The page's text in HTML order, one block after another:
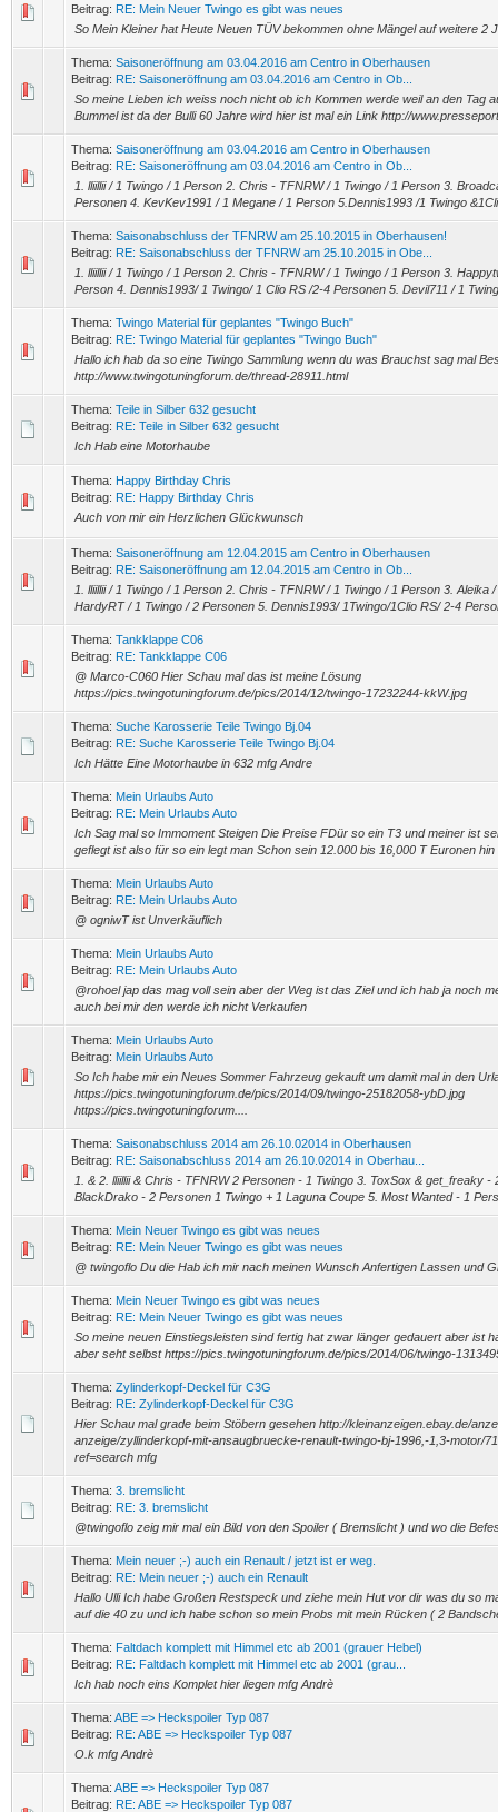
Beitrag: RE: Mein Neuer Twingo es gibt was neues
So Mein Kleiner hat Heute Neuen TÜV bekommen ohne Mängel auf weitere 2
Thema: Saisoneröffnung am 03.04.2016 am Centro in Oberhausen
Beitrag: RE: Saisoneröffnung am 03.04.2016 am Centro in Ob...
So meine Lieben ich weiss noch nicht ob ich Kommen werde weil an den Tag
Bummel ist da der Bulli 60 Jahre wird hier ist mal ein Link http://
Thema: Saisoneröffnung am 03.04.2016 am Centro in Oberhausen
Beitrag: RE: Saisoneröffnung am 03.04.2016 am Centro in Ob...
1. lliillii / 1 Twingo / 1 Person 2. Chris - TFNRW / 1 Twingo / 1 Person 3.
Personen 4. KevKev1991 / 1 Megane / 1 Person 5.Dennis1993 /1 Twingo
Thema: Saisonabschluss der TFNRW am 25.10.2015 in Oberhausen!
Beitrag: RE: Saisonabschluss der TFNRW am 25.10.2015 in Obe...
1. lliillii / 1 Twingo / 1 Person 2. Chris - TFNRW / 1 Twingo / 1 Person 3.
Person 4. Dennis1993/ 1 Twingo/ 1 Clio RS /2-4 Personen 5. Devil711 / 1
Thema: Twingo Material für geplantes "Twingo Buch"
Beitrag: RE: Twingo Material für geplantes "Twingo Buch"
Hallo ich hab da so eine Twingo Sammlung wenn du was Brauchst sag mal
http://www.twingotuningforum.de/thread-28911.html
Thema: Teile in Silber 632 gesucht
Beitrag: RE: Teile in Silber 632 gesucht
Ich Hab eine Motorhaube
Thema: Happy Birthday Chris
Beitrag: RE: Happy Birthday Chris
Auch von mir ein Herzlichen Glückwunsch
Thema: Saisoneröffnung am 12.04.2015 am Centro in Oberhausen
Beitrag: RE: Saisoneröffnung am 12.04.2015 am Centro in Ob...
1. lliillii / 1 Twingo / 1 Person 2. Chris - TFNRW / 1 Twingo / 1 Person 3. Aleika
HardyRT / 1 Twingo / 2 Personen 5. Dennis1993/ 1Twingo/1Clio RS/ 2-4
Thema: Tankklappe C06
Beitrag: RE: Tankklappe C06
@ Marco-C060 Hier Schau mal das ist meine Lösung
https://pics.twingotuningforum.de/pics/2014/12/twingo-17232244-kkW.jpg
Thema: Suche Karosserie Teile Twingo Bj.04
Beitrag: RE: Suche Karosserie Teile Twingo Bj.04
Ich Hätte Eine Motorhaube in 632 mfg Andre
Thema: Mein Urlaubs Auto
Beitrag: RE: Mein Urlaubs Auto
Ich Sag mal so Immoment Steigen Die Preise FDür so ein T3 und meiner ist
geflegt ist also für so ein legt man Schon sein 12.000 bis 16,000 T Euronen
Thema: Mein Urlaubs Auto
Beitrag: RE: Mein Urlaubs Auto
@ ogniwT ist Unverkäuflich
Thema: Mein Urlaubs Auto
Beitrag: RE: Mein Urlaubs Auto
@rohoel jap das mag voll sein aber der Weg ist das Ziel und ich hab ja noch
auch bei mir den werde ich nicht Verkaufen
Thema: Mein Urlaubs Auto
Beitrag: Mein Urlaubs Auto
So Ich habe mir ein Neues Sommer Fahrzeug gekauft um damit mal in den
https://pics.twingotuningforum.de/pics/2014/09/twingo-25182058-ybD.jpg
https://pics.twingotuningforum....
Thema: Saisonabschluss 2014 am 26.10.02014 in Oberhausen
Beitrag: RE: Saisonabschluss 2014 am 26.10.02014 in Oberhau...
1. & 2. lliillii & Chris - TFNRW 2 Personen - 1 Twingo 3. ToxSox & get_freaky -
BlackDrako - 2 Personen 1 Twingo + 1 Laguna Coupe 5. Most Wanted - 1
Thema: Mein Neuer Twingo es gibt was neues
Beitrag: RE: Mein Neuer Twingo es gibt was neues
@ twingoflo Du die Hab ich mir nach meinen Wunsch Anfertigen Lassen und
Thema: Mein Neuer Twingo es gibt was neues
Beitrag: RE: Mein Neuer Twingo es gibt was neues
So meine neuen Einstiegsleisten sind fertig hat zwar länger gedauert aber ist
aber seht selbst https://pics.twingotuningforum.de/pics/2014/06/twingo-
Thema: Zylinderkopf-Deckel für C3G
Beitrag: RE: Zylinderkopf-Deckel für C3G
Hier Schau mal grade beim Stöbern gesehen http://kleinanzeigen.ebay.de/
anzeige/zyllinderkopf-mit-ansaugbruecke-renault-twingo-bj-1996,-1,3-motor/
ref=search mfg
Thema: 3. bremslicht
Beitrag: RE: 3. bremslicht
@twingoflo zeig mir mal ein Bild von den Spoiler ( Bremslicht ) und wo die
Thema: Mein neuer ;-) auch ein Renault / jetzt ist er weg.
Beitrag: RE: Mein neuer ;-) auch ein Renault
Hallo Ulli Ich habe Großen Restspeck und ziehe mein Hut vor dir was du so
auf die 40 zu und ich habe schon so mein Probs mit mein Rücken ( 2
Thema: Faltdach komplett mit Himmel etc ab 2001 (grauer Hebel)
Beitrag: RE: Faltdach komplett mit Himmel etc ab 2001 (grau...
Ich hab noch eins Komplet hier liegen mfg Andrè
Thema: ABE => Heckspoiler Typ 087
Beitrag: RE: ABE => Heckspoiler Typ 087
O.k mfg Andrè
Thema: ABE => Heckspoiler Typ 087
Beitrag: RE: ABE => Heckspoiler Typ 087